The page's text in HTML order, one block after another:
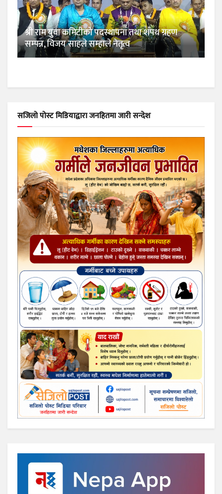
श्री राम युवा कमिटीको पदस्थापना तथा शपथ ग्रहण
सम्पन्न, विजय साहले सम्हाले नेतृत्व
सजिलो पोस्ट मिडियाद्वारा जनहितमा जारी सन्देश